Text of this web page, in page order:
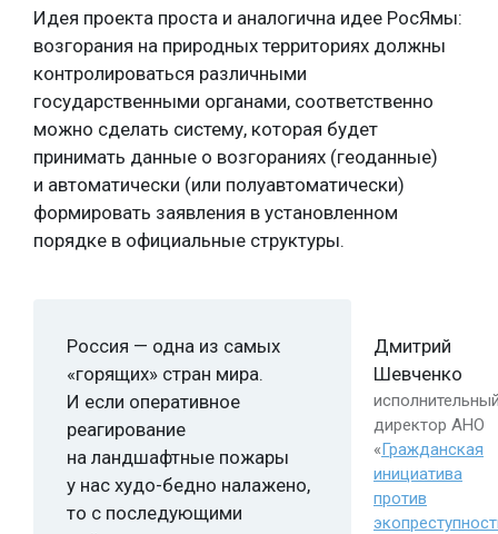
Идея проекта проста и аналогична идее РосЯмы:
возгорания на природных территориях должны
контролироваться различными
государственными органами, соответственно
можно сделать систему, которая будет
принимать данные о возгораниях (геоданные)
и автоматически (или полуавтоматически)
формировать заявления в установленном
порядке в официальные структуры.
Россия — одна из самых
«горящих» стран мира.
И если оперативное
реагирование
на ландшафтные пожары
у нас худо-бедно налажено,
то с последующими
Дмитрий
Шевченко
директор АНО
«Гражданская
инициатива
против